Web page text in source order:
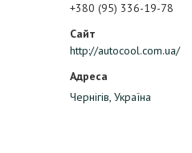
+380 (95) 336-19-78
http://autocool.com.ua/
Чернігів, Україна